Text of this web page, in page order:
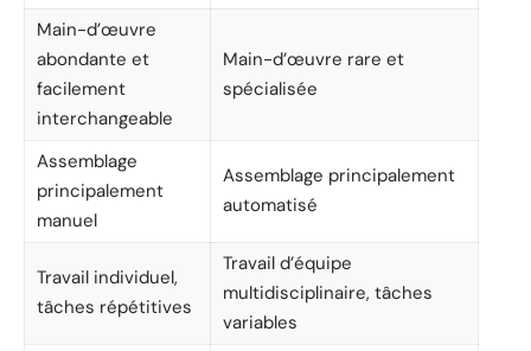
Main-d’œuvre
abondante et
facilement
interchangeable
Main-d’œuvre rare et
spécialisée
Assemblage
principalement
manuel
Assemblage principalement
automatisé
Travail individuel,
tâches répétitives
Travail d’équipe
multidisciplinaire, tâches
variables